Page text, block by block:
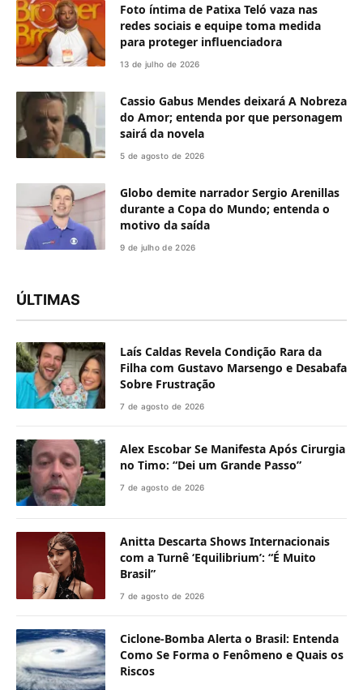
Foto íntima de Patixa Teló vaza nas
redes sociais e equipe toma medida
para proteger influenciadora
13 de julho de 2026
Cassio Gabus Mendes deixará A Nobreza
do Amor; entenda por que personagem
sairá da novela
5 de agosto de 2026
Globo demite narrador Sergio Arenillas
durante a Copa do Mundo; entenda o
motivo da saída
9 de julho de 2026
ÚLTIMAS
Laís Caldas Revela Condição Rara da
Filha com Gustavo Marsengo e Desabafa
Sobre Frustração
7 de agosto de 2026
Alex Escobar Se Manifesta Após Cirurgia
no Timo: “Dei um Grande Passo”
7 de agosto de 2026
Anitta Descarta Shows Internacionais
com a Turnê ‘Equilibrium’: “É Muito
Brasil”
7 de agosto de 2026
Ciclone-Bomba Alerta o Brasil: Entenda
Como Se Forma o Fenômeno e Quais os
Riscos